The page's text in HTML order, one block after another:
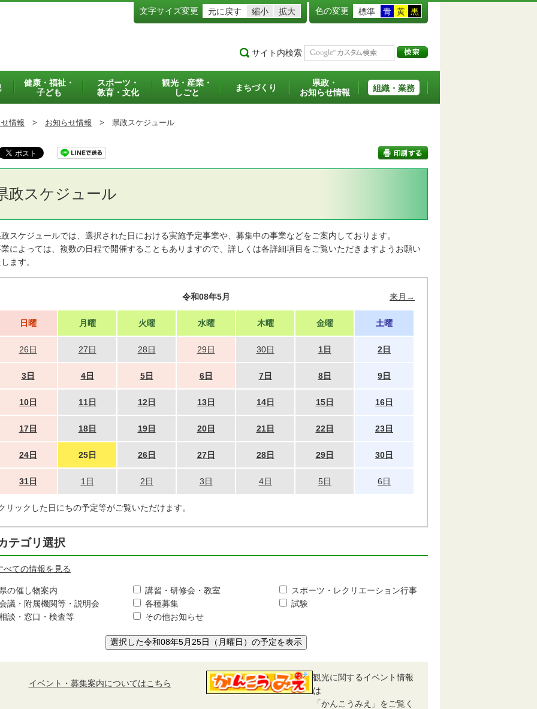
文字サイズ変更 元に戻す 縮小 拡大 色の変更 標準 青 黄 黒
サイト内検索
健康・福祉・
子ども
スポーツ・
教育・文化
観光・産業・
しごと
まちづくり
県政・
お知らせ情報
組織・業務
情報 > お知らせ情報 > 県政スケジュール
政スケジュール
ケジュールでは、選択された日における実施予定事業や、募集中の事業などをご案内しております。
よっては、複数の日程で開催することもありますので、詳しくは各詳細項目をご覧いただきますようお願い
ます。
令和08年5月 来月→
日曜 月曜 火曜 水曜 木曜 金曜 土曜
26日 27日 28日 29日 30日 1日 2日
3日 4日 5日 6日 7日 8日 9日
10日 11日 12日 13日 14日 15日 16日
17日 18日 19日 20日 21日 22日 23日
24日 25日 26日 27日 28日 29日 30日
31日 1日 2日 3日 4日 5日 6日
リックした日にちの予定等がご覧いただけます。
テゴリ選択
べての情報を見る
の催し物案内 講習・研修会・教室
スポーツ・レクリエーション行事
議・附属機関等・説明会
各種募集
試験
談・窓口・検査等
その他お知らせ
選択した令和08年5月25日（月曜日）の予定を表示
イベント・募集案内についてはこちら
観光に関するイベント情報
は
「かんこうみえ」をご覧く